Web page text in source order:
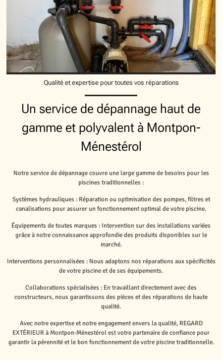
Qualité et expertise pour toutes vos réparations
Un service de dépannage haut de
gamme et polyvalent à Montpon-
Ménestérol
Notre service de dépannage couvre une large gamme de besoins pour les
piscines traditionnelles :
Systèmes hydrauliques : Réparation ou optimisation des pompes, filtres et
canalisations pour assurer un fonctionnement optimal de votre piscine.
Équipements de toutes marques : Intervention sur des installations variées
grâce à notre connaissance approfondie des produits disponibles sur le
marché.
Interventions personnalisées : Nous adaptons nos réparations aux spécificités
de votre piscine et de ses équipements.
Collaborations spécialisées : En travaillant directement avec des
constructeurs, nous garantissons des pièces et des réparations de haute
qualité.
Avec notre expertise et notre engagement envers la qualité, REGARD
EXTÉRIEUR à Montpon-Ménestérol est votre partenaire de confiance pour
garantir la pérennité et le bon fonctionnement de votre piscine traditionnelle.